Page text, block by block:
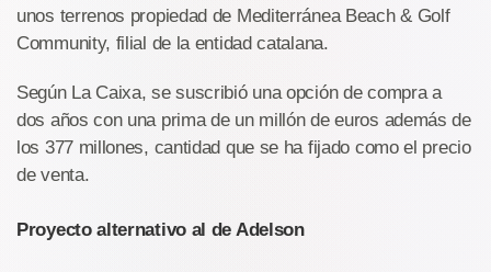
unos terrenos propiedad de Mediterránea Beach & Golf
Community, filial de la entidad catalana.
Según La Caixa, se suscribió una opción de compra a
dos años con una prima de un millón de euros además de
los 377 millones, cantidad que se ha fijado como el precio
de venta.
Proyecto alternativo al de Adelson